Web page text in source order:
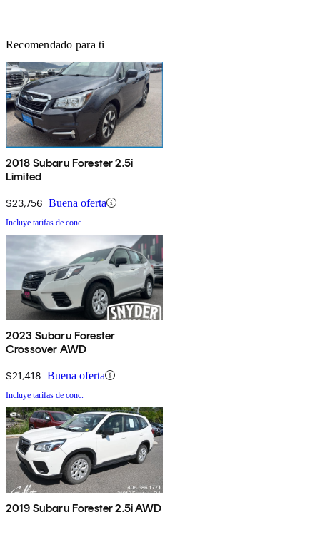
Recomendado para ti
2018 Subaru Forester 2.5i
Limited
$23,756 Buena oferta
Incluye tarifas de conc.
2023 Subaru Forester
Crossover AWD
$21,418 Buena oferta
Incluye tarifas de conc.
2019 Subaru Forester 2.5i AWD